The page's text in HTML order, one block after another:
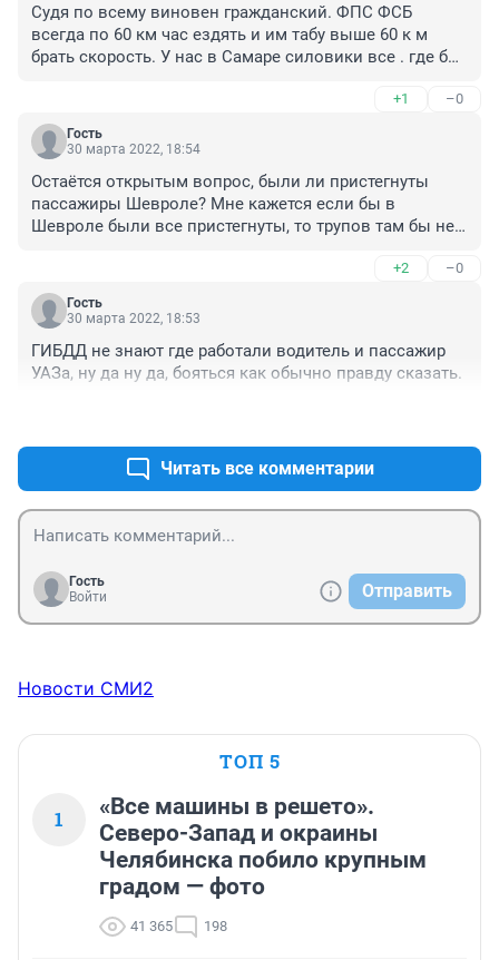
Судя по всему виновен гражданский. ФПС ФСБ
всегда по 60 км час ездять и им табу выше 60 к м
брать скорость. У нас в Самаре силовики все . где бы
дай БОГ если ГИБДД поймает силовика и тот
превысил скорость.То премий 100% лишение идет и
второй раз если снова,то на ДВЕРИ и на
своих и в период службы ПДД строго соблюдать
приказ и они как ПРИМЕР народу. Ау господа с
ВЕРХОВ.
+1 –0
Гость
30 марта 2022, 18:54
Остаётся открытым вопрос, были ли пристегнуты
пассажиры Шевроле? Мне кажется если бы в
Шевроле были все пристегнуты, то трупов там бы не
+2 –0
Гость
30 марта 2022, 18:53
ГИБДД не знают где работали водитель и пассажир
УАЗа, ну да ну да, бояться как обычно правду сказать.
Читать все комментарии
Гость
Войти
Отправить
Новости СМИ2
ТОП 5
1
«Все машины в решето».
Северо-Запад и окраины
Челябинска побило крупным
градом — фото
41 365 198